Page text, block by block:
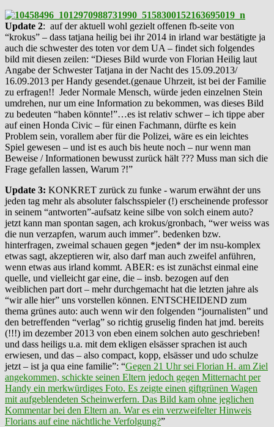
Update 2: auf der aktuell wohl gezielt offenen fb-seite von
“krokus” – dass tatjana heilig bei ihr 2014 in irland war bestätigte ja
auch die schwester des toten vor dem UA – findet sich folgendes
bild mit diesen zeilen: “Dieses Bild wurde von Florian Heilig laut
Angabe der Schwester Tatjana in der Nacht des 15.09.2013/
16.09.2013 per Handy gesendet.(genaue Uhrzeit, ist bei der Familie
zu erfragen!! Jeder Normale Mensch, würde jeden einzelnen Stein
umdrehen, nur um eine Information zu bekommen, was dieses Bild
zu bedeuten “haben könnte!”…es ist relativ schwer – ich tippe aber
auf einen Honda Civic – für einen Fachmann, dürfte es kein
Problem sein, vorallem aber für die Polizei, wäre es ein leichtes
Spiel gewesen – und ist es auch bis heute noch – nur wenn man
Beweise / Informationen bewusst zurück hält ??? Muss man sich die
Frage gefallen lassen, Warum ?!”
Update 3: KONKRET zurück zu funke - warum erwähnt der uns
jeden tag mehr als absoluter falschsspieler (!) erscheinende professor
in seinem “antworten”-aufsatz keine silbe von solch einem auto?
jetzt kann man spontan sagen, ach krokus/gronbach, “wer weiss was
die nun verzapfen, warum auch immer”. bedenken bzw.
hinterfragen, zweimal schauen gegen *jeden* der im nsu-komplex
etwas sagt, akzeptieren wir, also darf man auch zweifel anführen,
wenn etwas aus irland kommt. ABER: es ist zunächst einmal eine
quelle, und vielleicht gar eine, die – insb. bezogen auf den
weiblichen part dort – mehr durchgemacht hat die letzten jahre als
“wir alle hier” uns vorstellen können. ENTSCHEIDEND zum
thema grünes auto: auch wenn wir den folgenden “journalisten” und
den betreffenden “verlag” so richtig gruselig finden hat jmd. bereits
(!!!) im dezember 2013 von eben einem solchen auto geschrieben!
und dass heiligs u.a. mit dem ekligen elsässer sprachen ist auch
erwiesen, und das – also compact, kopp, elsässer und udo schulze
jetzt – ist ja qua eine familie”: “Gegen 21 Uhr sei Florian H. am Ziel
angekommen, schickte seinen Eltern jedoch gegen Mitternacht per
Handy ein merkwürdiges Foto. Es zeigte einen giftgrünen Wagen
mit aufgeblendeten Scheinwerfern. Das Bild kam ohne jeglichen
Kommentar bei den Eltern an. War es ein verzweifelter Hinweis
Florians auf eine nächtliche Verfolgung?”